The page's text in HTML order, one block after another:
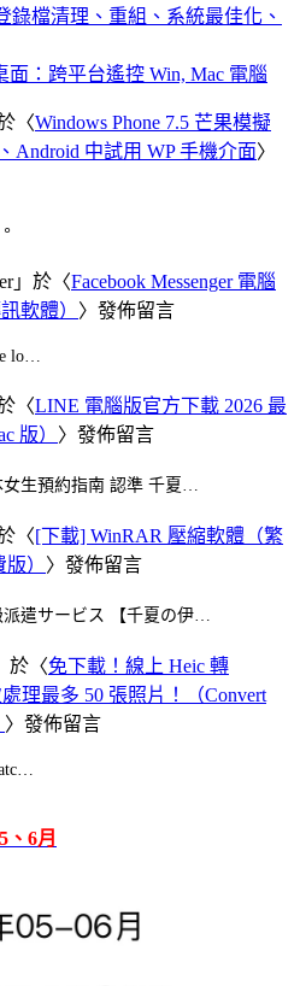
錄檔清理、重組、系統最佳化、
面：跨平台遙控 Win, Mac 電腦
〈Windows Phone 7.5 芒果模擬
Android 中試用 WP 手機介面〉
」於〈Facebook Messenger 電腦
軟體） 〉發佈留言
lo…
〈LINE 電腦版官方下載 2026 最
版） 〉發佈留言
女生預約指南 認準 千夏…
〈[下載] WinRAR 壓縮軟體（繁
） 〉發佈留言
遣サービス 【千夏の伊…
於〈免下載！線上 Heic 轉
理最多 50 張照片！（Convert
〉發佈留言
、6月